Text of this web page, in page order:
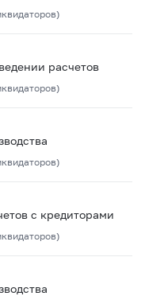
расчетов
с кредиторами